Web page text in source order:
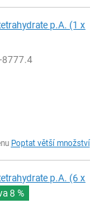
p.A. (1 x
8777.4
Poptat větší množství
p.A. (6 x
8 %